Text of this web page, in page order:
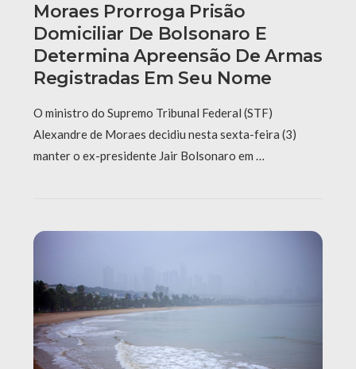
Moraes Prorroga Prisão
Domiciliar De Bolsonaro E
Determina Apreensão De Armas
Registradas Em Seu Nome
O ministro do Supremo Tribunal Federal (STF)
Alexandre de Moraes decidiu nesta sexta-feira (3)
manter o ex-presidente Jair Bolsonaro em …